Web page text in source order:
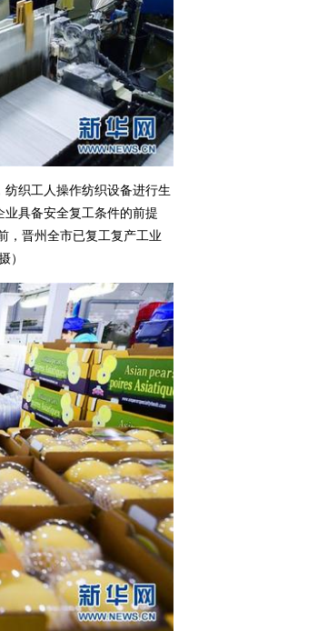
织工人操作纺织设备进行生
业具备安全复工条件的前提
，晋州全市已复工复产工业
）